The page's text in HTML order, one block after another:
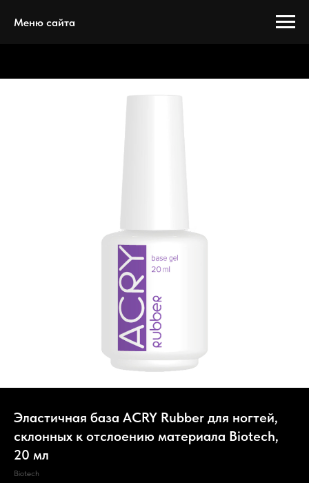
Меню сайта
Эластичная база ACRY Rubber для ногтей,
склонных к отслоению материала Biotech,
20 мл
Biotech